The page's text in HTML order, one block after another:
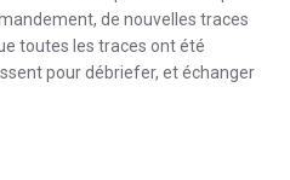
de nouvelles traces
toutes les traces ont été
pour débriefer, et échanger